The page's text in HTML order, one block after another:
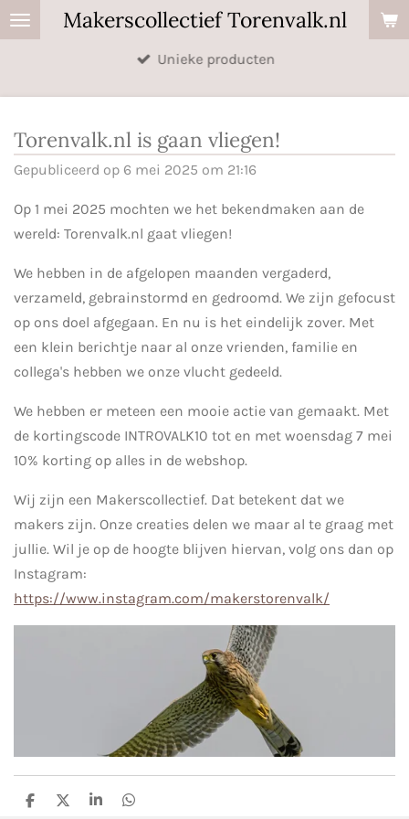
Ga
de
Makerscollectief Torenvalk.nl
Unieke producten
Torenvalk.nl is gaan vliegen!
Gepubliceerd op 6 mei 2025 om 21:16
Op 1 mei 2025 mochten we het bekendmaken aan de
wereld: Torenvalk.nl gaat vliegen!
We hebben in de afgelopen maanden vergaderd,
verzameld, gebrainstormd en gedroomd. We zijn gefocust
op ons doel afgegaan. En nu is het eindelijk zover. Met
een klein berichtje naar al onze vrienden, familie en
collega's hebben we onze vlucht gedeeld.
We hebben er meteen een mooie actie van gemaakt. Met
de kortingscode INTROVALK10 tot en met woensdag 7 mei
10% korting op alles in de webshop.
Wij zijn een Makerscollectief. Dat betekent dat we
makers zijn. Onze creaties delen we maar al te graag met
jullie. Wil je op de hoogte blijven hiervan, volg ons dan op
Instagram:
https://www.instagram.com/makerstorenvalk/
D
D
S
D